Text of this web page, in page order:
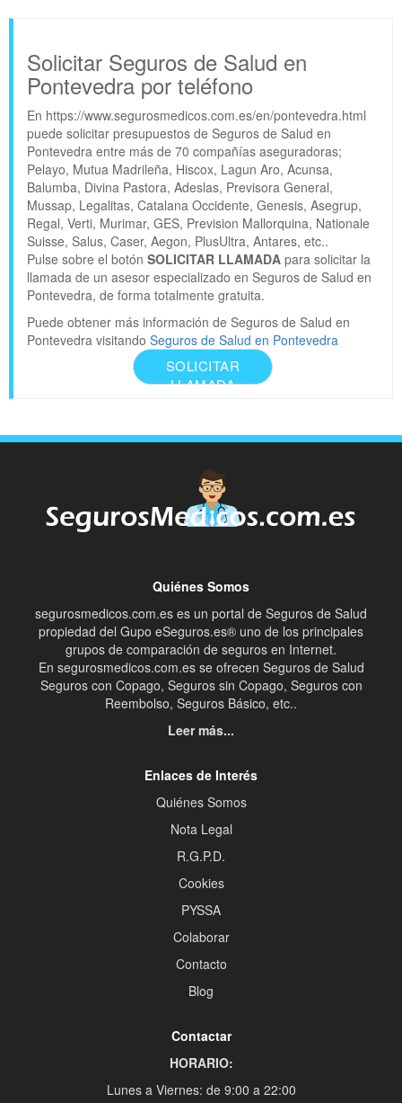
Solicitar Seguros de Salud en
Pontevedra por teléfono
En https://www.segurosmedicos.com.es/en/pontevedra.html
puede solicitar presupuestos de Seguros de Salud en
Pontevedra entre más de 70 compañías aseguradoras;
Pelayo, Mutua Madrileña, Hiscox, Lagun Aro, Acunsa,
Balumba, Divina Pastora, Adeslas, Previsora General,
Mussap, Legalitas, Catalana Occidente, Genesis, Asegrup,
Regal, Verti, Murimar, GES, Prevision Mallorquina, Nationale
Suisse, Salus, Caser, Aegon, PlusUltra, Antares, etc..
Pulse sobre el botón SOLICITAR LLAMADA para solicitar la
llamada de un asesor especializado en Seguros de Salud en
Pontevedra, de forma totalmente gratuita.
Puede obtener más información de Seguros de Salud en
Pontevedra visitando Seguros de Salud en Pontevedra
SOLICITAR
LLAMADA
Quiénes Somos
segurosmedicos.com.es es un portal de Seguros de Salud
propiedad del Gupo eSeguros.es® uno de los principales
grupos de comparación de seguros en Internet.
En segurosmedicos.com.es se ofrecen Seguros de Salud
Seguros con Copago, Seguros sin Copago, Seguros con
Reembolso, Seguros Básico, etc..
Leer más...
Enlaces de Interés
Quiénes Somos
Nota Legal
R.G.P.D.
Cookies
PYSSA
Colaborar
Contacto
Blog
Contactar
HORARIO:
Lunes a Viernes: de 9:00 a 22:00